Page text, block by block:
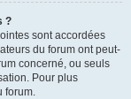
?
sont accordées
du forum ont peut-
concerné, ou seuls
Pour plus
forum.